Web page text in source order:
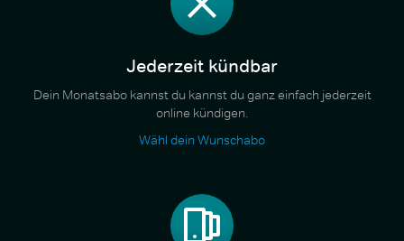
Jederzeit kündbar
Dein Monatsabo kannst du kannst du ganz einfach jederzeit
online kündigen.
Wähl dein Wunschabo